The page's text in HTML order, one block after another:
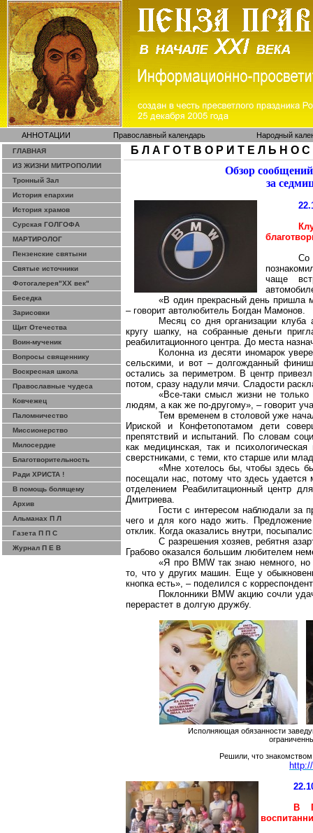
АННОТАЦИИ Православный календарь Народный
ГЛАВНАЯ
ИЗ ЖИЗНИ МИТРОПОЛИИ
Тронный Зал
История епархии
История храмов
Сурская ГОЛГОФА
МАРТИРОЛОГ
Пензенские святыни
Святые источники
Фотогалерея"ХХ век"
Беседка
Зарисовки
Щит Отечества
Воин-мученик
Вопросы священнику
Воскресная школа
Православные чудеса
Ковчежец
Паломничество
Миссионерство
Милосердие
Благотворительность
Ради ХРИСТА !
В помощь болящему
Архив
Альманах П Л
Газета П П С
Журнал П Е В
Б Л А Г О Т В О Р И Т Е Л Ь Н О С
Обзор
за
чаще
«В один прекрасный день пришла
– говорит автолюбитель Богдан Мамонов.
Месяц со дня организации клуба
кругу шапку, на собранные деньги
реабилитационного центра. До места
Колонна из десяти иномарок
сельскими, и вот – долгожданный
остались за периметром. В центр
потом, сразу надули мячи. Сладости
«Все-таки смысл жизни не
людям, а как же по-другому», – говорит
Тем временем в столовой уже
Ириской и Конфетопотамом дети
препятствий и испытаний. По словам
как медицинская, так и
сверстниками, с теми, кто старше или
«Мне хотелось бы, чтобы здесь
посещали нас, потому что здесь удается
отделением Реабилитационный центр
Дмитриева.
Гости с интересом наблюдали за
чего и для кого надо жить.
отклик. Когда оказались внутри,
С разрешения хозяев, ребятня
Грабово оказался большим любителем
«Я про BMW так знаю немного,
то, что у других машин. Еще у
кнопка есть», – поделился с
Поклонники BMW акцию сочли
перерастет в долгую дружбу.
Исполняющая обязанности
Решили, что
В